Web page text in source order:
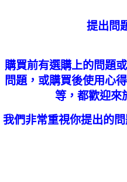
提出問
購買前有選購上的問題
問題，或購買後使用心
等，都歡迎來
我們非常重視你提出的